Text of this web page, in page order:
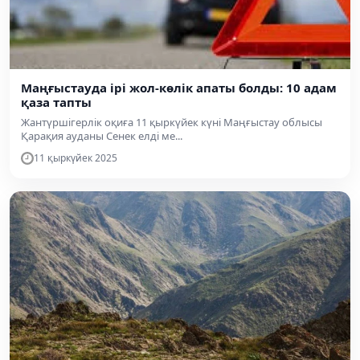
Маңғыстауда ірі жол-көлік апаты болды: 10 адам
қаза тапты
Жантүршігерлік оқиға 11 қыркүйек күні Маңғыстау облысы
Қарақия ауданы Сенек елді ме...
11 қыркүйек 2025